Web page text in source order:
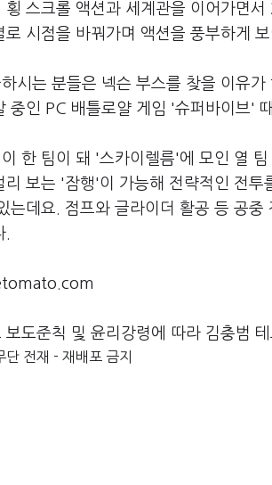
스크롤 액션과 세계관을 이어가면
시점을 바꿔가며 액션을 풍부하게 보
시는 분들은 넥슨 부스를 찾을 이유
중인 PC 배틀로얄 게임 '슈퍼바이브'
한 팀이 돼 '스카이렐름'에 모인 열
리 보는 '잠행'이 가능해 전략적인 전
는데요. 점프와 글라이더 활공 등 공
도준칙 및 윤리강령에 따라 김충범
전재 - 재배포 금지